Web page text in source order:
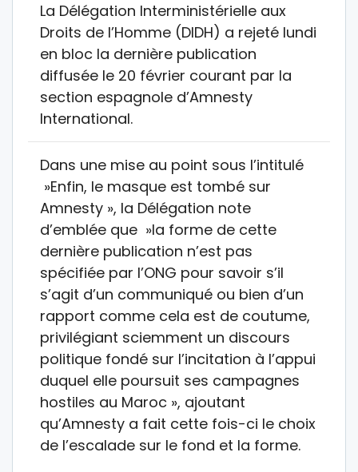
La Délégation Interministérielle aux
Droits de l’Homme (DIDH) a rejeté lundi
en bloc la dernière publication
diffusée le 20 février courant par la
section espagnole d’Amnesty
International.
Dans une mise au point sous l’intitulé
»Enfin, le masque est tombé sur
Amnesty », la Délégation note
d’emblée que »la forme de cette
dernière publication n’est pas
spécifiée par l’ONG pour savoir s’il
s’agit d’un communiqué ou bien d’un
rapport comme cela est de coutume,
privilégiant sciemment un discours
politique fondé sur l’incitation à l’appui
duquel elle poursuit ses campagnes
hostiles au Maroc », ajoutant
qu’Amnesty a fait cette fois-ci le choix
de l’escalade sur le fond et la forme.